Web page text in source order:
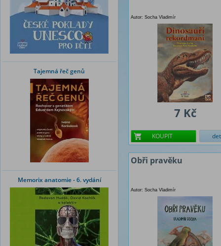
Tajemná řeč genů
Memorix anatomie - 6. vydání
Autor: Socha Vladimír
7 Kč
KOUPIT
Obři pravěku
Autor: Socha Vladimír